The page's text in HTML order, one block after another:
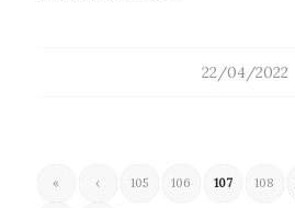
22/04/2022
« ‹ 105 106 107 108